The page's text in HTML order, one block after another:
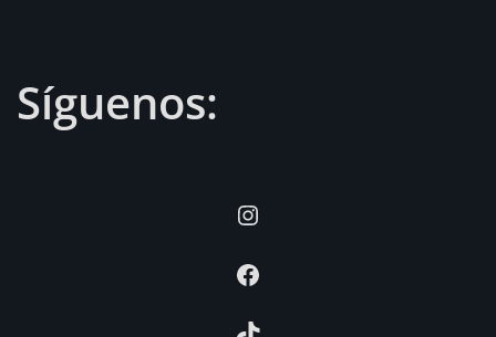
Síguenos:
Instagram
Facebook